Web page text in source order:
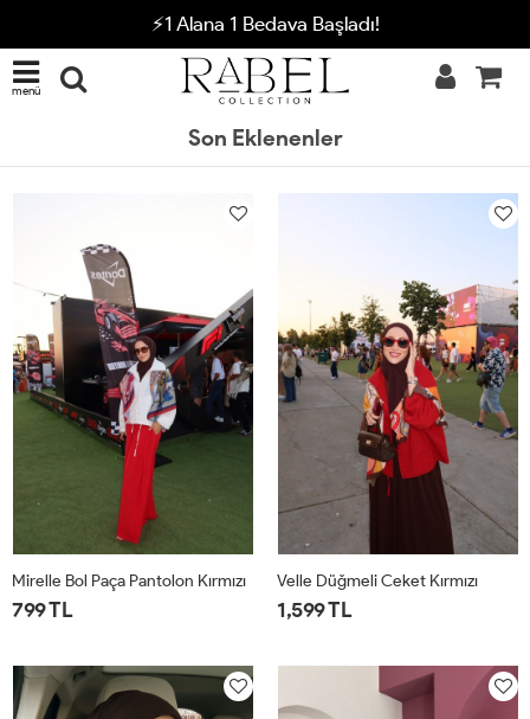
⚡1 Alana 1 Bedava Başladı!
menü
Son Eklenenler
Mirelle Bol Paça Pantolon Kırmızı
799 TL
Velle Düğmeli Ceket Kırmızı
1,599 TL